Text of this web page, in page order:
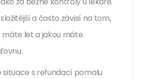
a často závisí na tom,
máte let a jakou máte
situace s refundací pomalu